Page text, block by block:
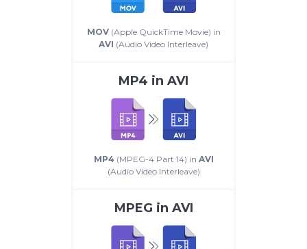
MOV(Apple QuickTime Movie) in
AVI (Audio Video Interleave)
MP4 in AVI
MP4 (MPEG-4 Part 14) in AVI
(Audio Video Interleave)
MPEG in AVI